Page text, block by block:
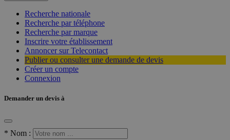
Recherche nationale
Recherche par téléphone
Recherche par marque
Inscrire votre établissement
Annoncer sur Telecontact
Publier ou consulter une demande de devis
Créer un compte
Connexion
Demander un devis à
* Nom :